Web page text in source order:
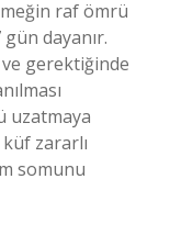
raf ömrü
gün dayanır.
ve gerektiğinde
uzatmaya
zararlı
somunu